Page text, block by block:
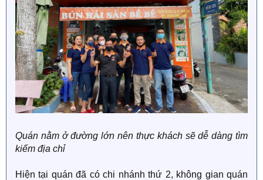
Quán nằm ở đường lớn nên thực khách sẽ dễ dàng tìm
kiếm địa chỉ
Hiện tại quán đã có chi nhánh thứ 2, không gian quán